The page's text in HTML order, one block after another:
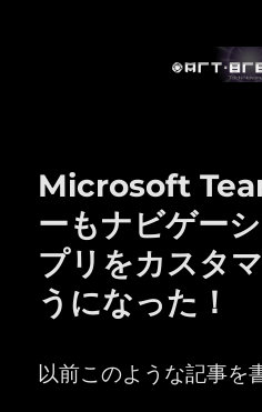
Microsoft
ーもナビゲー
プリをカスタ
うになった！
以前このような記事を